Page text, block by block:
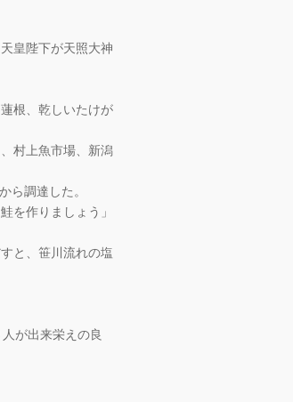
皇陛下が天照大神
根、乾しいたけが
村上魚市場、新潟
ら調達した。
を作りましょう」
と、笹川流れの塩
が出来栄えの良